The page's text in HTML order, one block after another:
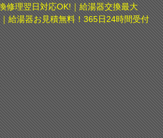
修理翌日対応OK!｜給湯器交換最大
給湯器お見積無料！365日24時間受付